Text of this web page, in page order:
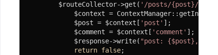
        $routeCollector->get(
'/posts/{post}/
$context =
            $post = $context[
'post' ];
            $comment = $context[
'comment' ];
            $response->write(
"post: {$post},
return false;